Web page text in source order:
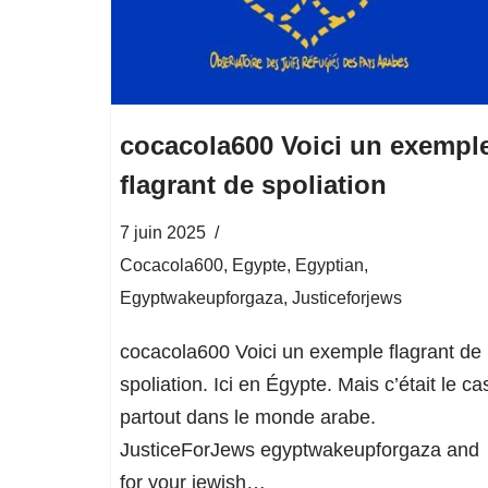
cocacola600 Voici un
flagrant de spoliation
7 juin 2025
Cocacola600, Egypte, Egyptian,
Egyptwakeupforgaza, Justiceforjews
cocacola600 Voici un exemple flagrant de
spoliation. Ici en Égypte. Mais c’était le
partout dans le monde arabe.
JusticeForJews egyptwakeupforgaza and
for your jewish…